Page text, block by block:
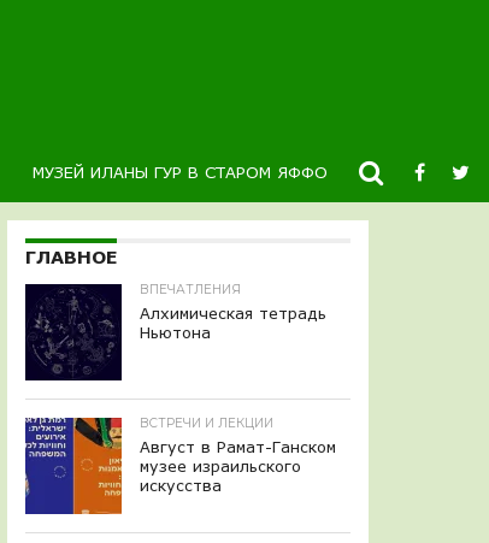
МУЗЕЙ ИЛАНЫ ГУР В СТАРОМ ЯФФО НОВОСТИ
ГЛАВНОЕ
ВПЕЧАТЛЕНИЯ
Алхимическая тетрадь
Ньютона
ВСТРЕЧИ И ЛЕКЦИИ
Август в Рамат-Ганском
музее израильского
искусства